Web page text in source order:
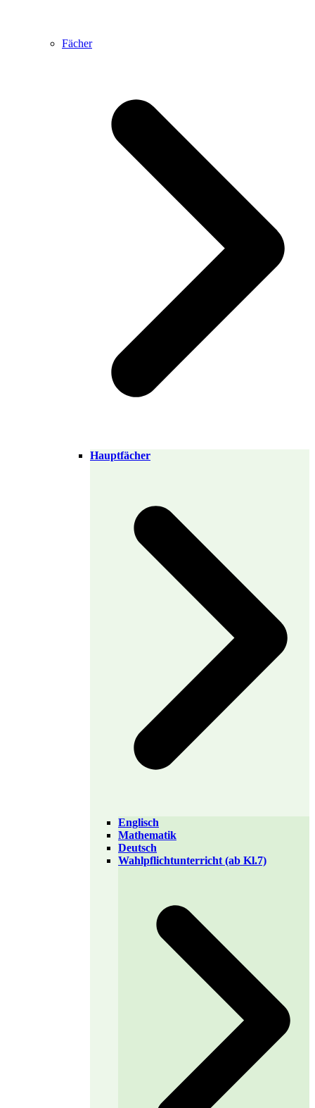
Fächer
Hauptfächer
Englisch
Mathematik
Deutsch
Wahlpflichtunterricht (ab Kl.7)